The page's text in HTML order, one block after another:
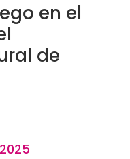
en el
de
2025